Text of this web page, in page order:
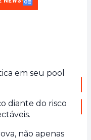
em seu pool
diante do risco
não apenas